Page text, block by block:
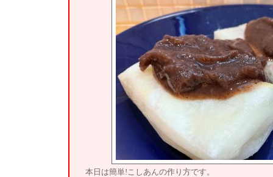
本日は簡単!こしあんの作り方です。